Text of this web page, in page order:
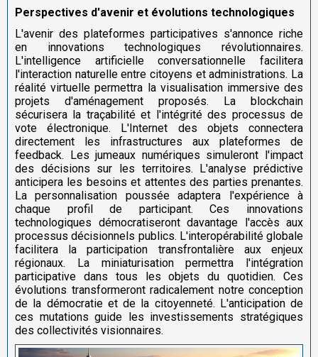
Perspectives d'avenir et évolutions technologiques
L'avenir des plateformes participatives s'annonce riche
en innovations technologiques révolutionnaires.
L'intelligence artificielle conversationnelle facilitera
l'interaction naturelle entre citoyens et administrations. La
réalité virtuelle permettra la visualisation immersive des
projets d'aménagement proposés. La blockchain
sécurisera la traçabilité et l'intégrité des processus de
vote électronique. L'Internet des objets connectera
directement les infrastructures aux plateformes de
feedback. Les jumeaux numériques simuleront l'impact
des décisions sur les territoires. L'analyse prédictive
anticipera les besoins et attentes des parties prenantes.
La personnalisation poussée adaptera l'expérience à
chaque profil de participant. Ces innovations
technologiques démocratiseront davantage l'accès aux
processus décisionnels publics. L'interopérabilité globale
facilitera la participation transfrontalière aux enjeux
régionaux. La miniaturisation permettra l'intégration
participative dans tous les objets du quotidien. Ces
évolutions transformeront radicalement notre conception
de la démocratie et de la citoyenneté. L'anticipation de
ces mutations guide les investissements stratégiques
des collectivités visionnaires.